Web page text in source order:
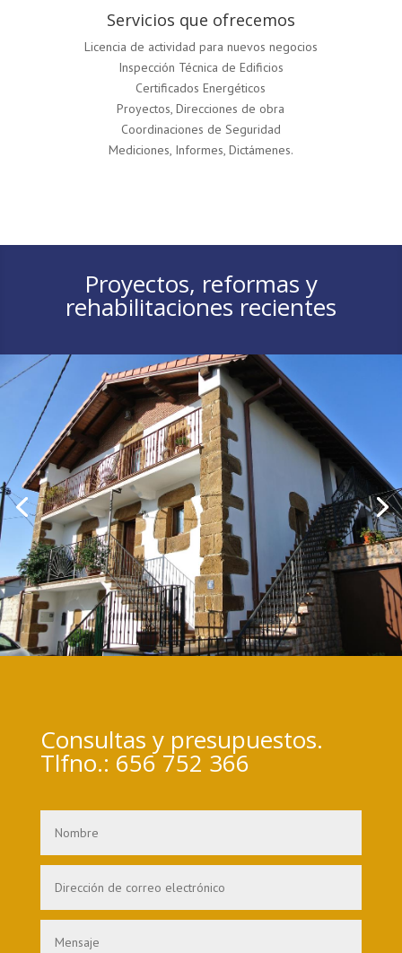
Servicios que ofrecemos
Licencia de actividad para nuevos negocios
Inspección Técnica de Edificios
Certificados Energéticos
Proyectos, Direcciones de obra
Coordinaciones de Seguridad
Mediciones, Informes, Dictámenes.
Proyectos, reformas y
rehabilitaciones recientes
Consultas y presupuestos.
Tlfno.: 656 752 366